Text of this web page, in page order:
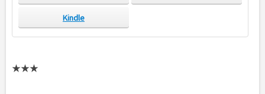
Kindle
★★★